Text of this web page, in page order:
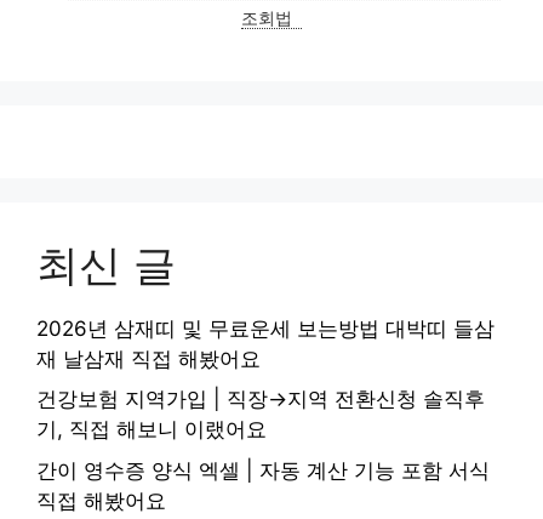
조회법
최신 글
2026년 삼재띠 및 무료운세 보는방법 대박띠 들삼
재 날삼재 직접 해봤어요
건강보험 지역가입 | 직장→지역 전환신청 솔직후
기, 직접 해보니 이랬어요
간이 영수증 양식 엑셀 | 자동 계산 기능 포함 서식
직접 해봤어요